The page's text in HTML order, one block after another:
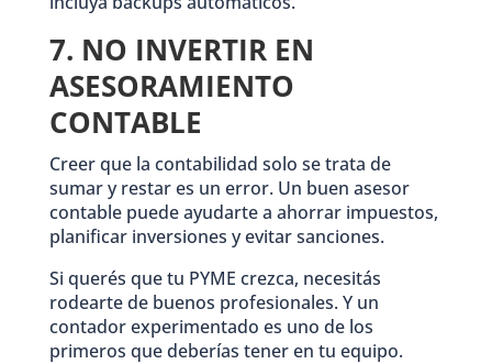
7. NO INVERTIR EN
ASESORAMIENTO
CONTABLE
Creer que la contabilidad solo se trata de
sumar y restar es un error. Un buen asesor
contable puede ayudarte a ahorrar impuestos,
planificar inversiones y evitar sanciones.
Si querés que tu PYME crezca, necesitás
rodearte de buenos profesionales. Y un
contador experimentado es uno de los
primeros que deberías tener en tu equipo.